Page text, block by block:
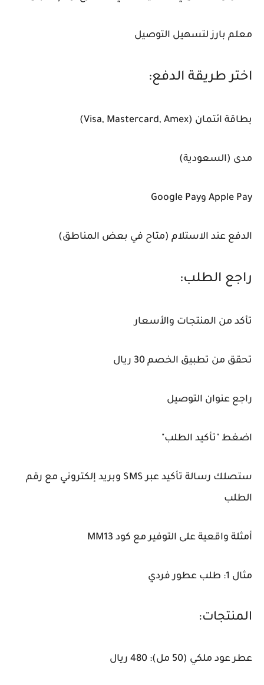
معلم بارز لتسهيل التوصيل
اختر طريقة الدفع:
بطاقة ائتمان (Visa, Mastercard, Amex)
مدى (السعودية)
Apple Pay وGoogle Pay
الدفع عند الاستلام (متاح في بعض المناطق)
راجع الطلب:
تأكد من المنتجات والأسعار
تحقق من تطبيق الخصم 30 ريال
راجع عنوان التوصيل
اضغط "تأكيد الطلب"
ستصلك رسالة تأكيد عبر SMS وبريد إلكتروني مع رقم
الطلب
أمثلة واقعية على التوفير مع كود MM13
مثال 1: طلب عطور فردي
المنتجات:
عطر عود ملكي (50 مل): 480 ريال